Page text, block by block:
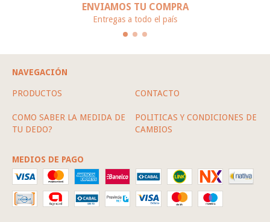
ENVIAMOS TU COMPRA
Entregas a todo el país
NAVEGACIÓN
PRODUCTOS CONTACTO
COMO SABER LA MEDIDA DE
TU DEDO?
POLITICAS Y CONDICIONES DE
CAMBIOS
MEDIOS DE PAGO